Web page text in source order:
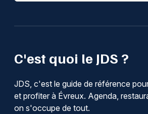
C'est quoi le JDS ?
JDS, c'est le guide de référence
et profiter à Évreux. Agenda,
on s'occupe de tout.